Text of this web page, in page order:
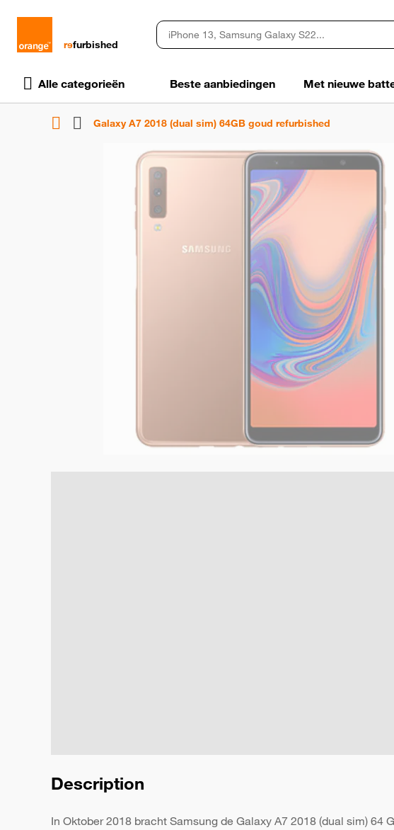
rɘfurbished
Alle categorieën Beste aanbiedingen Met nieuwe
Galaxy A7 2018 (dual sim) 64GB goud refurbished
Description
In Oktober 2018 bracht Samsung de Galaxy A7 2018 (dual sim)